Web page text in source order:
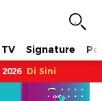
Signature
Di Sini